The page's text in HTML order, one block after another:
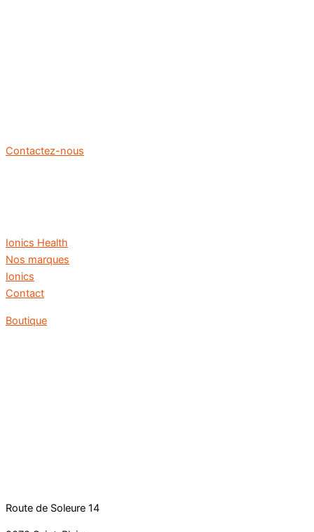
Contactez-nous
Ionics Health
Nos marques
Ionics
Contact
Boutique
Route de Soleure 14